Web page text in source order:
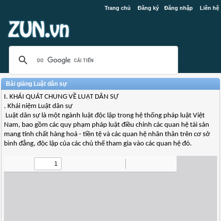
Trang chủ Đăng ký Đăng nhập Liên hệ
Bài giảng Luật dân sự
I. KHÁI QUÁT CHUNG VỀ LUẬT DÂN SỰ
. Khái niệm Luật dân sự
Luật dân sự là một ngành luật độc lập trong hệ thống pháp luật Việt
Nam, bao gồm các quy phạm pháp luật điều chỉnh các quan hệ tài sản
mang tính chất hàng hoá - tiền tệ và các quan hệ nhân thân trên cơ sở
bình đẳng, độc lập của các chủ thể tham gia vào các quan hệ đó.